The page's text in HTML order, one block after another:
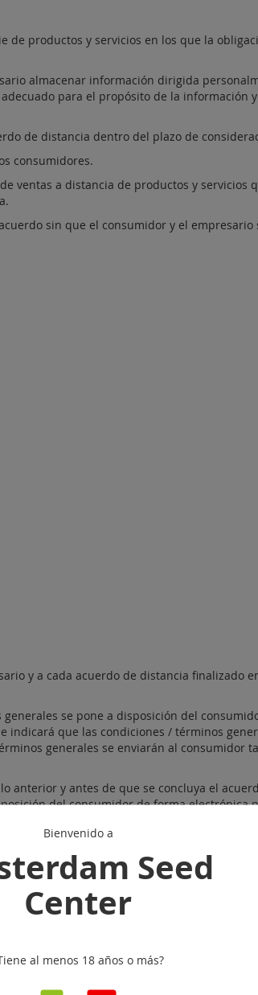
de productos y servicios en los que la
almacenar información dirigida
para el propósito de la información
de distancia dentro del plazo de
consumidores.
ventas a distancia de productos y servicios
sin que el consumidor y el empresario
y a cada acuerdo de distancia finalizado
se pone a disposición del
indicará que las condiciones / términos
generales se enviarán al consumidor
anterior y antes de que se concluya el
del consumidor de forma electrónica
es razonablemente posible, antes de que se
/ términos generales
de otra manera al consumidor sin costo
aplicables condiciones específicas de
conflictivos, el consumidor puede apelar
enfáticamente.
Bienvenido a
Seed
Center
al menos 18 años o más?